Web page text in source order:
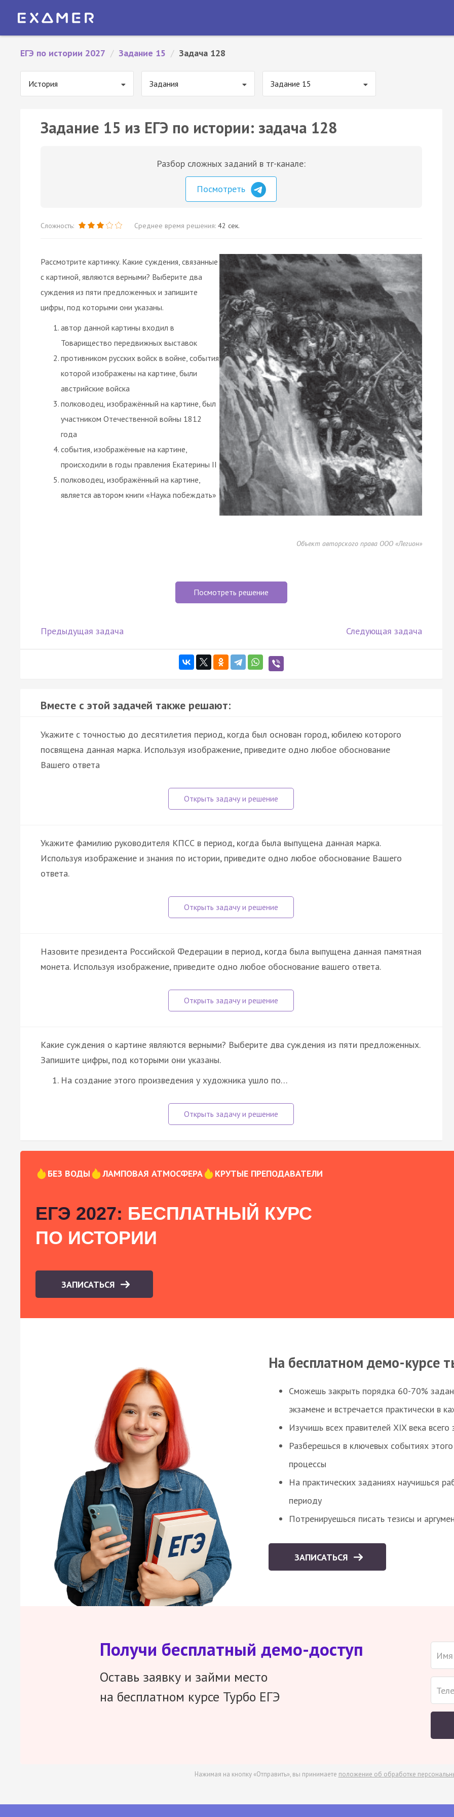
ЕГЭ по истории 2027 / Задание 15 / Задача 128
История Задания Задание 15
Задание 15 из ЕГЭ по истории: задача 128
Разбор сложных заданий в тг-канале:
Посмотреть
Сложность: Среднее время решения: 42 сек.
Рассмотрите картинку. Какие суждения, связанные
с картиной, являются верными? Выберите два
суждения из пяти предложенных и запишите
цифры, под которыми они указаны.
автор данной картины входил в
Товарищество передвижных выставок
противником русских войск в войне, события
которой изображены на картине, были
австрийские войска
полководец, изображённый на картине, был
участником Отечественной войны 1812
года
события, изображённые на картине,
происходили в годы правления Екатерины II
полководец, изображённый на картине,
является автором книги «Наука побеждать»
Объект авторского права ООО «Легион»
Посмотреть решение
Предыдущая задача Следующая задача
Вместе с этой задачей также решают:
Укажите с точностью до десятилетия период, когда был основан город, юбилею которого
посвящена данная марка. Используя изображение, приведите одно любое обоснование
Вашего ответа
Укажите фамилию руководителя КПСС в период, когда была выпущена данная марка.
Используя изображение и знания по истории, приведите одно любое обоснование Вашего
ответа.
Назовите президента Российской Федерации в период, когда была выпущена данная памятная
монета. Используя изображение, приведите одно любое обоснование вашего ответа.
Какие суждения о картине являются верными? Выберите два суждения из пяти предложенных.
Запишите цифры, под которыми они указаны.
На создание этого произведения у художника ушло по…
БЕЗ ВОДЫ ЛАМПОВАЯ АТМОСФЕРА КРУТЫЕ ПРЕПОДАВАТЕЛИ
ЕГЭ 2027: БЕСПЛАТНЫЙ КУРС
ПО ИСТОРИИ
ЗАПИСАТЬСЯ
На бесплатном демо-курсе
Сможешь закрыть порядка 60-70%
экзамене и встречается практически в
Изучишь всех правителей XIX века всего
Разберешься в ключевых событиях
процессы
На практических заданиях научишься
периоду
Потренируешься писать тезисы и
ЗАПИСАТЬСЯ
Получи бесплатный демо-доступ
Оставь заявку и займи место
на бесплатном курсе Турбо ЕГЭ
Нажимая на кнопку «Отправить», вы принимаете положение об обработке